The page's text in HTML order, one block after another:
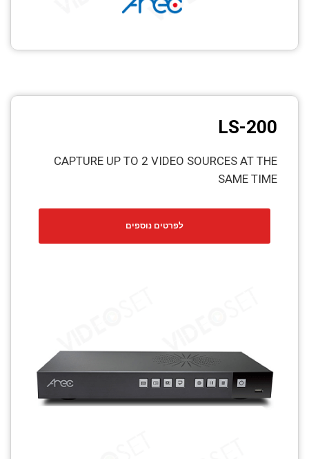
LS-200
CAPTURE UP TO 2 VIDEO SOURCES AT THE
SAME TIME
לפרטים נוספים